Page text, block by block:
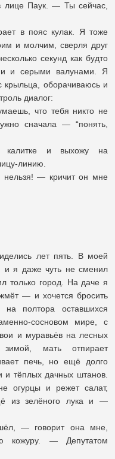
Паук. — Ты сейчас,
в пояс кулак. Я тоже
и молчим, сверля друг
секунд как будто
и серыми валунами. Я
крыльца, оборачиваюсь и
диалог:
что тебя никто не
сначала — “понять,
калитке и выхожу на
линию.
— кричит он мне
лет пять. В моей
и я даже чуть не сменил
только город. На даче я
— и хочется бросить
полтора оставшихся
сосновом мире, с
и муравьёв на лесных
мать отпирает
печь, но ещё долго
и тёплых дачных штанов.
огурцы и режет салат,
из зелёного лука и —
— говорит она мне,
кожуру. — Депутатом